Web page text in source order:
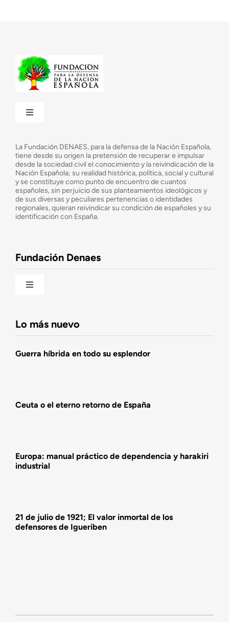
Toggle
¿Cuáles son nuestros objetivos?
Consejo Asesor
La Fundación DENAES, para la defensa de la Nación Española,
tiene desde su origen la pretensión de recuperar e impulsar
desde la sociedad civil el conocimiento y la reivindicación de la
Nación Española; su realidad histórica, política, social y cultural
y se constituye como punto de encuentro de cuantos
españoles, sin perjuicio de sus planteamientos ideológicos y
de sus diversas y peculiares pertenencias o identidades
regionales, quieran reivindicar su condición de españoles y su
identificación con España.
Fundación Denaes
Toggle
Lo más nuevo
Guerra híbrida en todo su esplendor
Ceuta o el eterno retorno de España
Europa: manual práctico de dependencia y harakiri
industrial
21 de julio de 1921; El valor inmortal de los
defensores de Igueriben